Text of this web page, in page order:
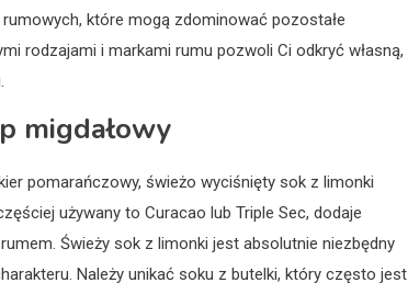
które mogą zdominować pozostałe
rodzajami i markami rumu pozwoli Ci odkryć własną,
migdałowy
pomarańczowy, świeżo wyciśnięty sok z limonki
używany to Curacao lub Triple Sec, dodaje
Świeży sok z limonki jest absolutnie niezbędny
Należy unikać soku z butelki, który często jest